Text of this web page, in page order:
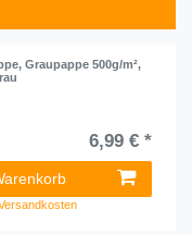
Graupappe 500g/m²,
6,99 € *